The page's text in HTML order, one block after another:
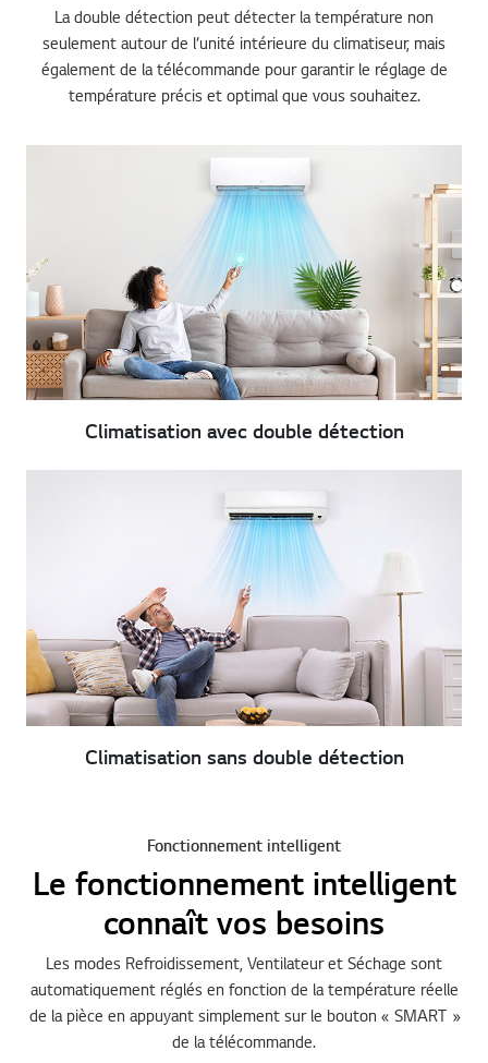
La double détection peut détecter la température non
seulement autour de l’unité intérieure du climatiseur, mais
également de la télécommande pour garantir le réglage de
température précis et optimal que vous souhaitez.
Climatisation avec double détection
Climatisation sans double détection
Fonctionnement intelligent
Le fonctionnement intelligent
connaît vos besoins
Les modes Refroidissement, Ventilateur et Séchage sont
automatiquement réglés en fonction de la température réelle
de la pièce en appuyant simplement sur le bouton « SMART »
de la télécommande.